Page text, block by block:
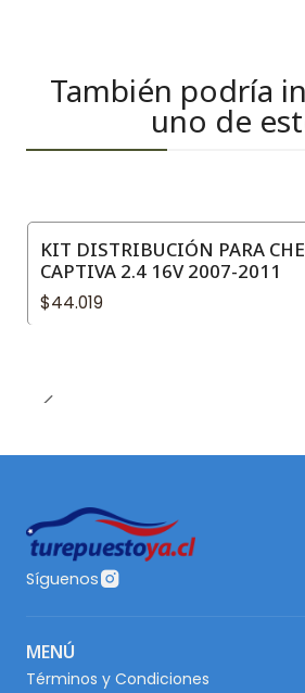
También podría
uno de
KIT DISTRIBUCIÓN PARA
CAPTIVA 2.4 16V 2007-2011
$44.019
Síguenos
MENÚ
Términos y Condiciones